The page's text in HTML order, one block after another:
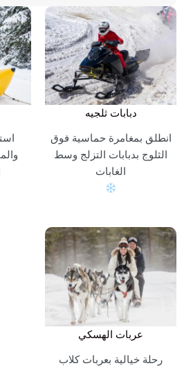
دبابات ثلجيه
انطلق بمغامرة حماسية فوق
الثلوج بدبابات التزلج وسط
الغابات
عربات الهسكي
رحلة خيالية بعربات كلاب